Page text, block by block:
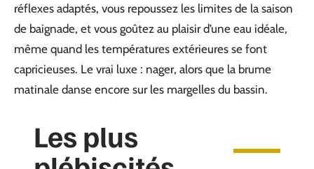
réflexes adaptés, vous repoussez les limites de la saison
de baignade, et vous goûtez au plaisir d’une eau idéale,
même quand les températures extérieures se font
capricieuses. Le vrai luxe : nager, alors que la brume
matinale danse encore sur les margelles du bassin.
Les plus